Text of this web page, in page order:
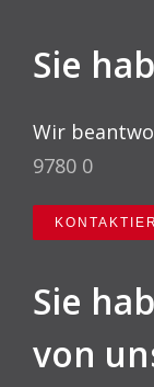
Sie
Wir
9780 0
Sie
von